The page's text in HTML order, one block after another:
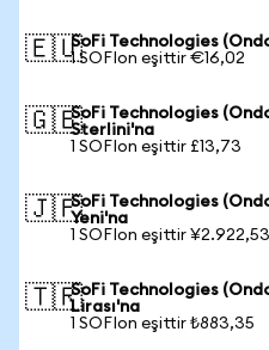
🇪🇺SoFi Technologies
1 SOFIon eşittir €16,02
🇬🇧SoFi Technologies
Sterlini'na
1 SOFIon eşittir £13,73
🇯🇵SoFi Technologies
Yeni'na
1 SOFIon eşittir ¥2.922,53
🇹🇷SoFi Technologies
Lirası'na
1 SOFIon eşittir ₺883,35